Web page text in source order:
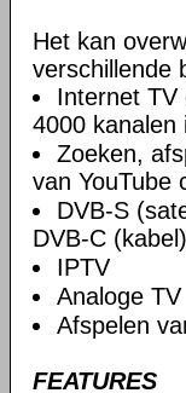
Het kan
verschillende
Internet TV
4000 kanalen
Zoeken,
van YouTube
DVB-S
DVB-C
IPTV
Analoge TV
Afspelen
FEATURES